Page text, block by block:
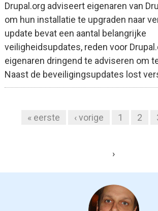
Drupal.org adviseert eigenaren van
om hun installatie te upgraden naar
update bevat een aantal belangrijke
veiligheidsupdates, reden voor
eigenaren dringend te adviseren om
Naast de beveiligingsupdates lost
Pagina's
« eerste ‹ vorige 1 2
›